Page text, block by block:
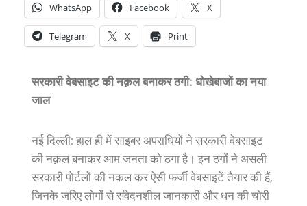
WhatsApp Facebook X
Telegram X Print
सरकारी वेबसाइट की नक़ल बनाकर ठगी: धोखेबाजों का नया
जाल
नई दिल्ली: हाल ही में साइबर अपराधियों ने सरकारी वेबसाइट
की नक़ल बनाकर आम जनता को ठगा है। इन ठगों ने असली
सरकारी पोर्टलों की नकल कर ऐसी फर्जी वेबसाइटें तैयार की हैं,
जिनके जरिए लोगों से संवेदनशील जानकारी और धन की चोरी